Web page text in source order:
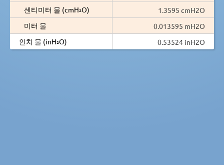
센티미터 물 (cmH₂O)
1.3595 cmH2O
미터 물
0.013595 mH2O
인치 물 (inH₂O)
0.53524 inH2O